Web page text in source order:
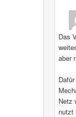
Das
aber
Netz
nutzt